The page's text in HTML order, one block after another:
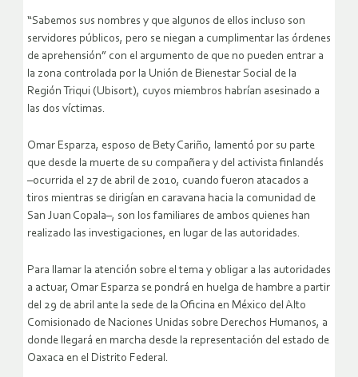
“Sabemos sus nombres y que algunos de ellos incluso son
servidores públicos, pero se niegan a cumplimentar las órdenes
de aprehensión” con el argumento de que no pueden entrar a
la zona controlada por la Unión de Bienestar Social de la
Región Triqui (Ubisort), cuyos miembros habrían asesinado a
las dos víctimas.
Omar Esparza, esposo de Bety Cariño, lamentó por su parte
que desde la muerte de su compañera y del activista finlandés
–ocurrida el 27 de abril de 2010, cuando fueron atacados a
tiros mientras se dirigían en caravana hacia la comunidad de
San Juan Copala–, son los familiares de ambos quienes han
realizado las investigaciones, en lugar de las autoridades.
Para llamar la atención sobre el tema y obligar a las autoridades
a actuar, Omar Esparza se pondrá en huelga de hambre a partir
del 29 de abril ante la sede de la Oficina en México del Alto
Comisionado de Naciones Unidas sobre Derechos Humanos, a
donde llegará en marcha desde la representación del estado de
Oaxaca en el Distrito Federal.